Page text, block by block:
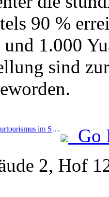
90 %
1.000
sind
Prev:Der Konsum von Kulturtourismus im Sommer stieg im Vergleich zum Vormonat um mehr als 20 %, wobei Peking, Shanghai, Chengdu, Xi'an und Guangzhou die beliebtesten Reiseziele sind
Go
2, Hof